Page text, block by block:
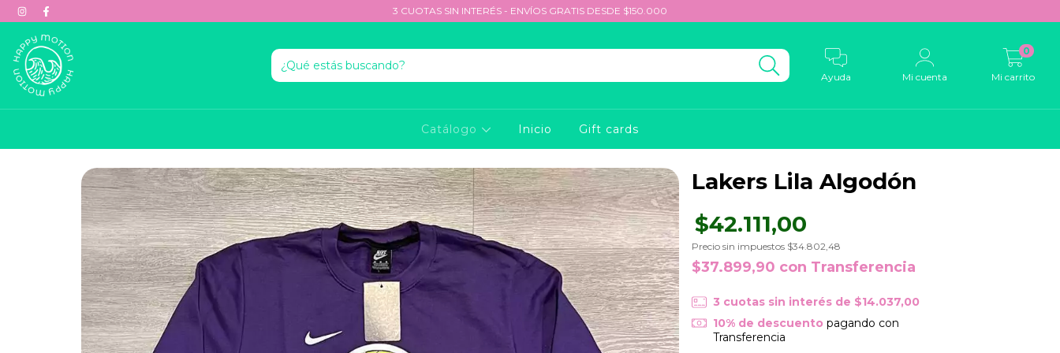
3 CUOTAS SIN INTERÉS - ENVÍOS GRATIS DESDE $150.000
Ayuda Mi cuenta Mi carrito
0
Catálogo Inicio Gift cards
Lakers Lila Algodón
$42.111,00
Precio sin impuestos $34.802,48
$37.899,90 con Transferencia
3 cuotas sin interés de $14.037,00
10% de descuento pagando con
Transferencia